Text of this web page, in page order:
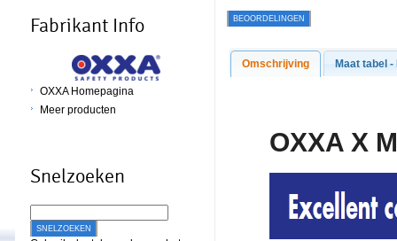
Fabrikant Info
OXXA Homepagina
Meer producten
Snelzoeken
SNELZOEKEN
BEOORDELINGEN
Omschrijving Maat tabel -
OXXA X